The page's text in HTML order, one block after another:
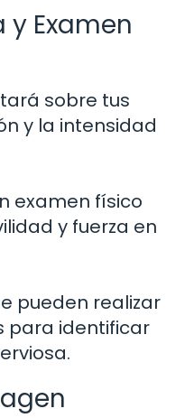
Examen
sobre tus
y la intensidad
examen físico
y fuerza en
pueden realizar
para identificar